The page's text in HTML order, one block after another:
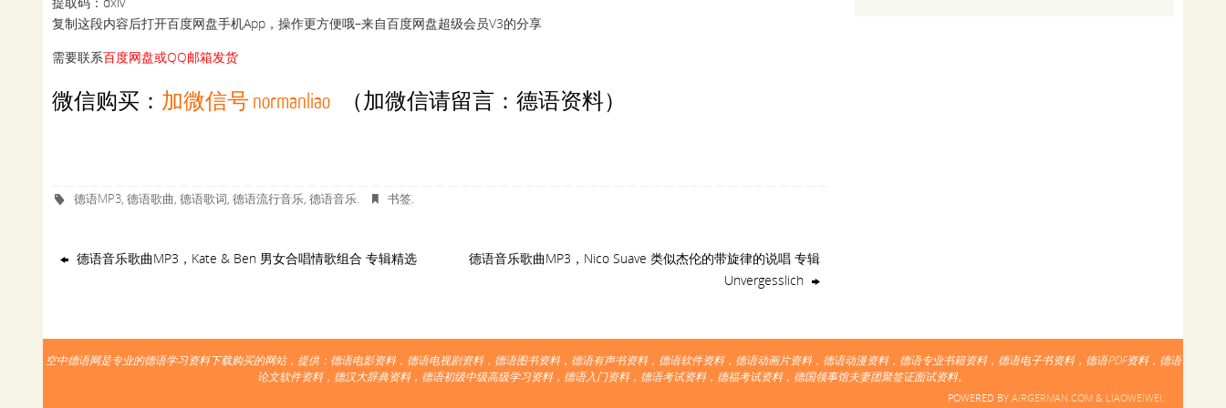
复制这段内容后打开百度网盘手机App，操作更方便哦–来自百度网盘超级会员V3的分享
需要联系百度网盘或QQ邮箱发货
微信购买： 加微信号 normanliao （加微信请留言：德语资料）
德语MP3,德语歌曲,德语歌词,德语流行音乐,德语音乐. 书签.
德语音乐歌曲MP3，Kate & Ben 男女合唱情歌组合 专辑精选
德语音乐歌曲MP3，Nico Suave 类似杰伦的带旋律的说唱 专辑
Unvergesslich
空中德语网是专业的德语学习资料下载购买的网站，提供：德语电影资料，德语电视剧资料，德语图书资料，德语有声书资料，德语软件资料，德语动画片资料，德语动漫资料，德语专业书籍资料，德语电子书资料，德语PDF资料，德语
论文软件资料，德汉大辞典资料，德语初级中级高级学习资料，德语入门资料，德语考试资料，德福考试资料，德国领事馆夫妻团聚签证面试资料。
POWERED BY AIRGERMAN.COM & LIAOWEIWEI.